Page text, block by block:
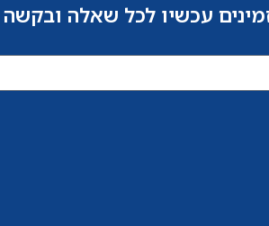
עכשיו לכל שאלה ובקשה